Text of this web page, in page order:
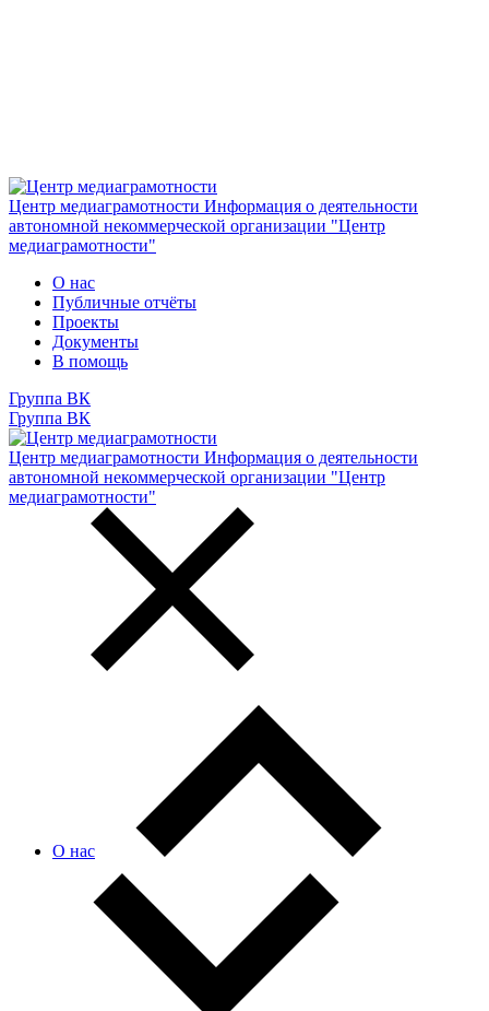
Центр медиаграмотности Информация о деятельности
автономной некоммерческой организации "Центр
медиаграмотности"
О нас
Публичные отчёты
Проекты
Документы
В помощь
Группа ВК
Группа ВК
Центр медиаграмотности Информация о деятельности
автономной некоммерческой организации "Центр
медиаграмотности"
О нас